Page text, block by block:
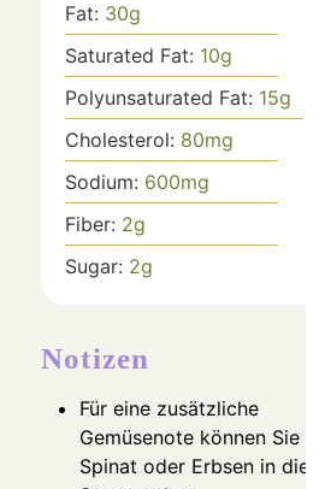
Fat: 30g
Saturated Fat: 10g
Polyunsaturated Fat: 15g
Cholesterol: 80mg
Sodium: 600mg
Fiber: 2g
Sugar: 2g
Notizen
Für eine zusätzliche
Gemüsenote können Sie
Spinat oder Erbsen in die